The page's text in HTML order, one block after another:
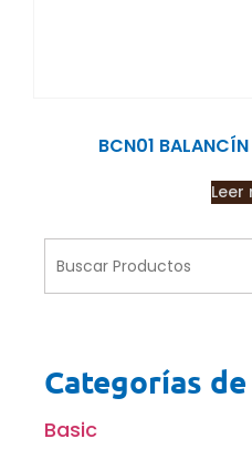
BCN01
Leer
Categorías
Basic